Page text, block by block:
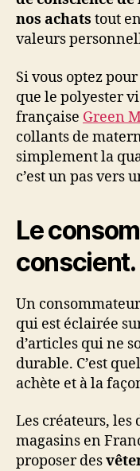
nos achats tout
valeurs
Si vous optez
que le polyester
française Green
collants de
simplement la
c’est un pas vers
Le
conscient.
Un
qui est éclairée
d’articles qui ne
durable. C’est
achète et à la
Les créateurs,
magasins en
proposer des